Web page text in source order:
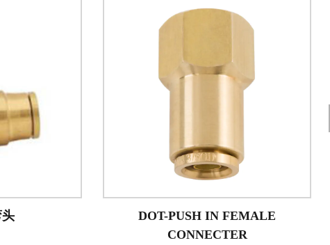
IN FEMALE
外螺纹接头